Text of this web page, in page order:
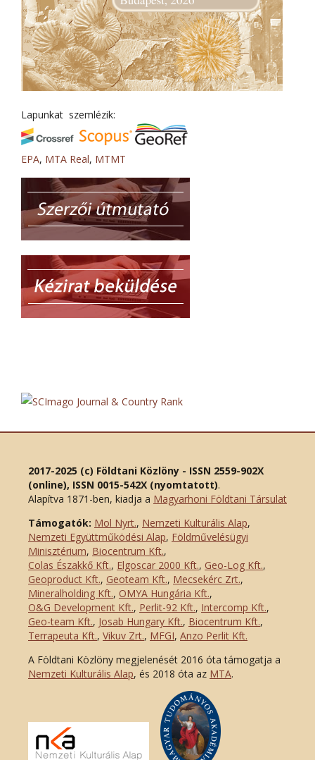
Lapunkat szemlézik:
EPA, MTA Real, MTMT
2017-2025 (c) Földtani Közlöny - ISSN 2559-902X
(online), ISSN 0015-542X (nyomtatott).
Alapítva 1871-ben, kiadja a Magyarhoni Földtani Társulat
Támogatók: Mol Nyrt., Nemzeti Kulturális Alap,
Nemzeti Együttműködési Alap, Földművelésügyi
Minisztérium, Biocentrum Kft.,
Colas Északkő Kft., Elgoscar 2000 Kft., Geo-Log Kft.,
Geoproduct Kft., Geoteam Kft., Mecsekérc Zrt.,
Mineralholding Kft., OMYA Hungária Kft.,
O&G Development Kft., Perlit-92 Kft., Intercomp Kft.,
Geo-team Kft., Josab Hungary Kft., Biocentrum Kft.,
Terrapeuta Kft., Vikuv Zrt., MFGI, Anzo Perlit Kft.
A Földtani Közlöny megjelenését 2016 óta támogatja a
Nemzeti Kulturális Alap, és 2018 óta az MTA.